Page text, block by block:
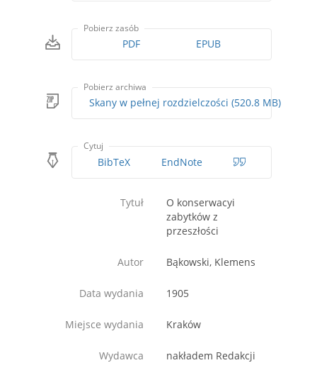
Pobierz zasób
PDF EPUB
Pobierz archiwa
Skany w pełnej rozdzielczości (520.8 MB)
Cytuj
BibTeX EndNote
Tytuł
O konserwacyi
zabytków z
przeszłości
Autor Bąkowski, Klemens
Data wydania 1905
Miejsce wydania Kraków
Wydawca nakładem Redakcji